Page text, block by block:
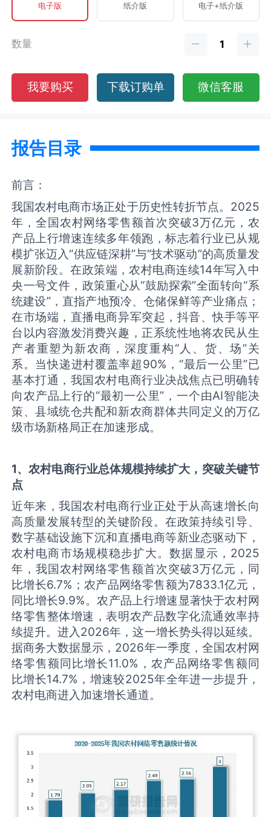
电子版 纸介版 电子+纸介版
数量
我要购买 下载订购单 微信客服
报告目录
前言：
我国农村电商市场正处于历史性转折节点。2025
年，全国农村网络零售额首次突破3万亿元，农
产品上行增速连续多年领跑，标志着行业已从规
模扩张迈入“供应链深耕”与“技术驱动”的高质量发
展新阶段。在政策端，农村电商连续14年写入中
央一号文件，政策重心从“鼓励探索”全面转向“系
统建设”，直指产地预冷、仓储保鲜等产业痛点；
在市场端，直播电商异军突起，抖音、快手等平
台以内容激发消费兴趣，正系统性地将农民从生
产者重塑为新农商，深度重构“人、货、场”关
系。当快递进村覆盖率超90%，“最后一公里”已
基本打通，我国农村电商行业决战焦点已明确转
向农产品上行的“最初一公里”，一个由AI智能决
策、县域统仓共配和新农商群体共同定义的万亿
级市场新格局正在加速形成。
1、农村电商行业总体规模持续扩大， 突破关键节
点
近年来，我国农村电商行业正处于从高速增长向
高质量发展转型的关键阶段。在政策持续引导、
数字基础设施下沉和直播电商等新业态驱动下，
农村电商市场规模稳步扩大。数据显示，2025
年，我国农村网络零售额首次突破3万亿元，同
比增长6.7%；农产品网络零售额为7833.1亿元，
同比增长9.9%。农产品上行增速显著快于农村网
络零售整体增速，表明农产品数字化流通效率持
续提升。进入2026年，这一增长势头得以延续。
据商务大数据显示，2026年一季度，全国农村网
络零售额同比增长11.0%，农产品网络零售额同
比增长14.7%，增速较2025年全年进一步提升，
农村电商进入加速增长通道。